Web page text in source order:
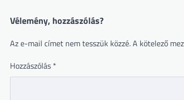
Vélemény, hozzászólás?
Az e-mail címet nem tesszük közzé.A kötelező
Hozzászólás *